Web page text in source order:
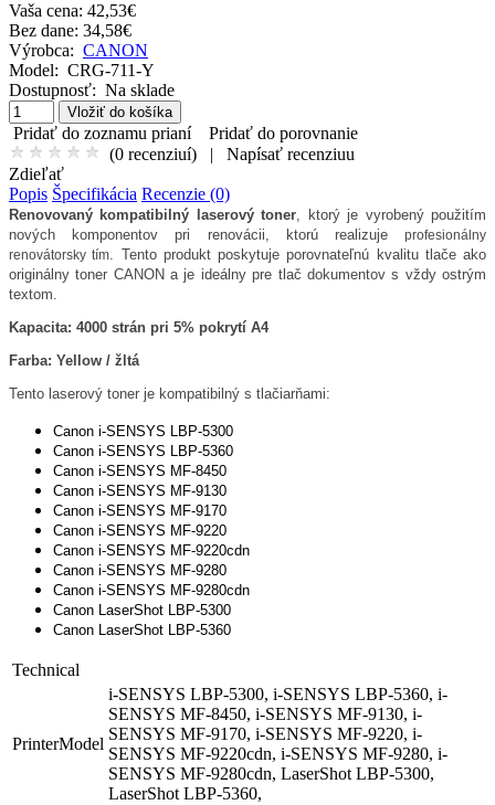
Vaša cena: 42,53€
Bez dane: 34,58€
Výrobca: CANON
Model: CRG-711-Y
Dostupnosť: Na sklade
Pridať do zoznamu prianí
Pridať do porovnanie
(0 recenziuí) |
Napísať recenziuu
Zdieľať
Popis Špecifikácia Recenzie (0)
Renovovaný kompatibilný laserový toner, ktorý je vyrobený použitím
nových komponentov pri renovácii, ktorú realizuje profesionálny
renovátorsky tím. Tento produkt poskytuje porovnateľnú kvalitu tlače ako
originálny toner CANON a je ideálny pre tlač dokumentov s vždy ostrým
textom.
Kapacita: 4000 strán pri 5% pokrytí A4
Farba: Yellow / žltá
Tento laserový toner je kompatibilný s tlačiarňami:
Canon i-SENSYS LBP-5300
Canon i-SENSYS LBP-5360
Canon i-SENSYS MF-8450
Canon i-SENSYS MF-9130
Canon i-SENSYS MF-9170
Canon i-SENSYS MF-9220
Canon i-SENSYS MF-9220cdn
Canon i-SENSYS MF-9280
Canon i-SENSYS MF-9280cdn
Canon LaserShot LBP-5300
Canon LaserShot LBP-5360
Technical
PrinterModel
i-SENSYS LBP-5300, i-SENSYS LBP-5360, i-
SENSYS MF-8450, i-SENSYS MF-9130, i-
SENSYS MF-9170, i-SENSYS MF-9220, i-
SENSYS MF-9220cdn, i-SENSYS MF-9280, i-
SENSYS MF-9280cdn, LaserShot LBP-5300,
LaserShot LBP-5360,